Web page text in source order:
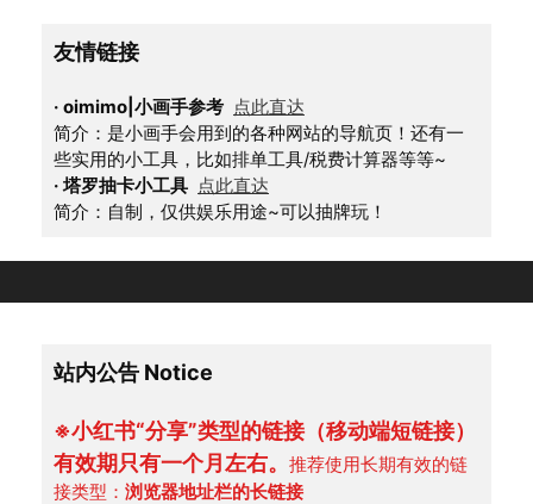
友情链接
· oimimo|小画手参考 点此直达
简介：是小画手会用到的各种网站的导航页！还有一
些实用的小工具，比如排单工具/税费计算器等等~
· 塔罗抽卡小工具 点此直达
简介：自制，仅供娱乐用途~可以抽牌玩！
站内公告 Notice
※小红书“分享”类型的链接（移动端短链接）
有效期只有一个月左右。 推荐使用长期有效的链
接类型： 浏览器地址栏的长链接